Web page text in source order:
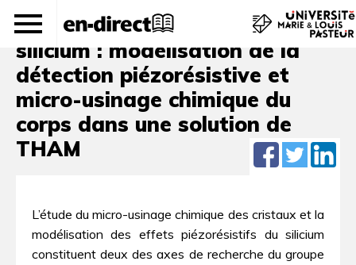
Capteurs piézorésistifs sur
silicium : modélisation de la
détection piézorésistive et
micro-usinage chimique du
corps dans une solution de
THAM
L’étude du micro-usinage chimique des cristaux et la
modélisation des effets piézorésistifs du silicium
constituent deux des axes de recherche du groupe